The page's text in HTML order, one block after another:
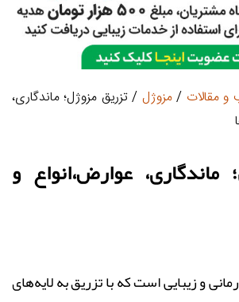
و مقالات /مزوژل / تزریق مزوژل؛ ماندگاری،
ماندگاری، عوارض،انواع و
و زیبایی است که با تزریق به لایه‌های